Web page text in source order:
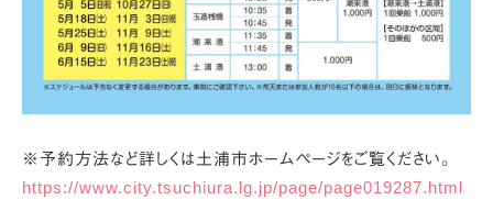
※予約方法など詳しくは土浦市ホームページをご覧ください。
https://www.city.tsuchiura.lg.jp/page/page019287.html